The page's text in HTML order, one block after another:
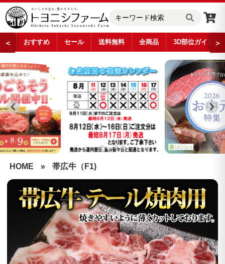
＜ おすすめ セール 送料無料 全商品 3D部位ガイド ＞
HOME » 帯広牛（F1)